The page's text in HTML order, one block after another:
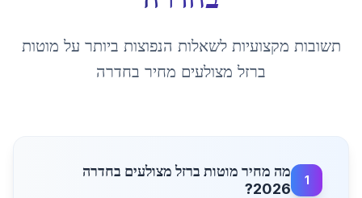
תשובות מקצועיות לשאלות הנפוצות ביותר על מוטות
ברזל מצולעים מחיר בחדרה
1
מה מחיר מוטות ברזל מצולעים בחדרה
2026?